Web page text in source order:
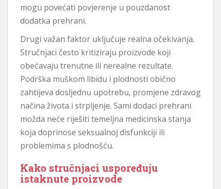
mogu povećati povjerenje u pouzdanost
dodatka prehrani.
Drugi važan faktor uključuje realna očekivanja.
Stručnjaci često kritiziraju proizvode koji
obećavaju trenutne ili nerealne rezultate.
Podrška muškom libidu i plodnosti obično
zahtijeva dosljednu upotrebu, promjene zdravog
načina života i strpljenje. Sami dodaci prehrani
možda neće riješiti temeljna medicinska stanja
koja doprinose seksualnoj disfunkciji ili
problemima s plodnošću.
Kako stručnjaci uspoređuju
istaknute proizvode